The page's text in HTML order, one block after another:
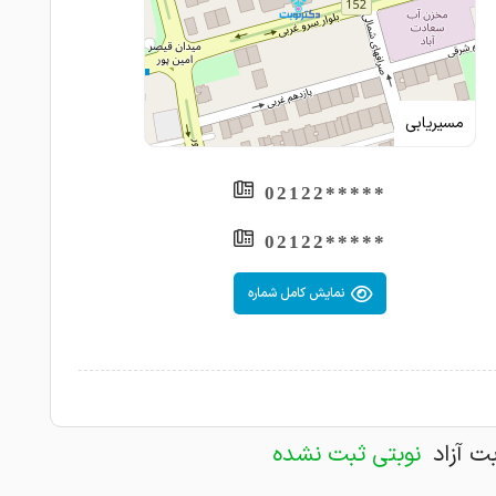
آزاد نوبتی ثبت نشده
دنیا
بازسازی پستانها بدنبال جراحی های کانسر پستان
پروتز سینه در ایران
زیبایی پستان در ایران
و جراحی زیبایی (ابدو مینوپلاستی)
http://
مسیریابی
*****02122
*****02122
نمایش کامل شماره